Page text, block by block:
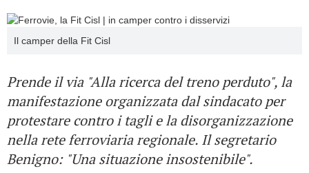
Il camper della Fit Cisl
Prende il via "Alla ricerca del treno perduto", la
manifestazione organizzata dal sindacato per
protestare contro i tagli e la disorganizzazione
nella rete ferroviaria regionale. Il segretario
Benigno: "Una situazione insostenibile".